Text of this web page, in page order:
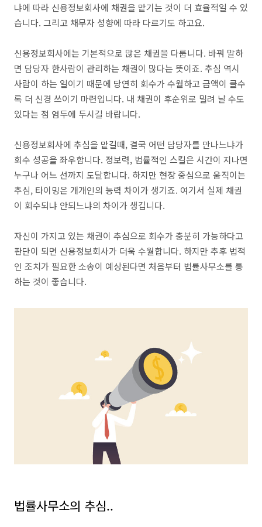
냐에 따라 신용정보회사에 채권을 맡기는 것이 더 효율적일 수 있
습니다. 그리고 채무자 성향에 따라 다르기도 하고요.
신용정보회사에는 기본적으로 많은 채권을 다룹니다. 바꿔 말하
면 담당자 한사람이 관리하는 채권이 많다는 뜻이죠. 추심 역시
사람이 하는 일이기 때문에 당연히 회수가 수월하고 금액이 클수
록 더 신경 쓰이기 마련입니다. 내 채권이 후순위로 밀려 날 수도
있다는 점 염두에 두시길 바랍니다.
신용정보회사에 추심을 맡길때, 결국 어떤 담당자를 만나느냐가
회수 성공을 좌우합니다. 정보력, 법률적인 스킬은 시간이 지나면
누구나 어느 선까지 도달합니다. 하지만 현장 중심으로 움직이는
추심, 타이밍은 개개인의 능력 차이가 생기죠. 여기서 실제 채권
이 회수되냐 안되느냐의 차이가 생깁니다.
자신이 가지고 있는 채권이 추심으로 회수가 충분히 가능하다고
판단이 되면 신용정보회사가 더욱 수월합니다. 하지만 추후 법적
인 조치가 필요한 소송이 예상된다면 처음부터 법률사무소를 통
하는 것이 좋습니다.
법률사무소의 추심..